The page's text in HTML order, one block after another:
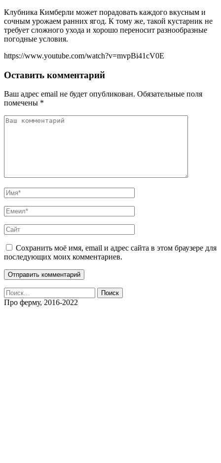
Клубника Кимберли может порадовать каждого вкусным и
сочным урожаем ранних ягод. К тому же, такой кустарник не
требует сложного ухода и хорошо переносит разнообразные
погодные условия.
https://www.youtube.com/watch?v=mvpBi41cV0E
Оставить комментарий
Ваш адрес email не будет опубликован. Обязательные поля
помечены *
Сохранить моё имя, email и адрес сайта в этом браузере для
последующих моих комментариев.
Найти:
Про ферму, 2016-2022